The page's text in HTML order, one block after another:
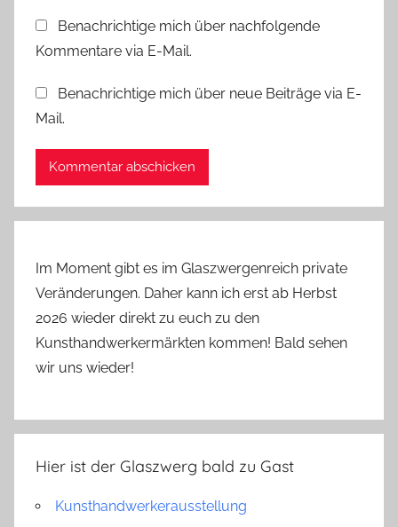
Benachrichtige mich über nachfolgende
Kommentare via E-Mail.
Benachrichtige mich über neue Beiträge via E-
Mail.
Im Moment gibt es im Glaszwergenreich private
Veränderungen. Daher kann ich erst ab Herbst
2026 wieder direkt zu euch zu den
Kunsthandwerkermärkten kommen! Bald sehen
wir uns wieder!
Hier ist der Glaszwerg bald zu Gast
Kunsthandwerkerausstellung